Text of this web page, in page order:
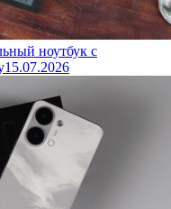
ноутбук с
15.07.2026